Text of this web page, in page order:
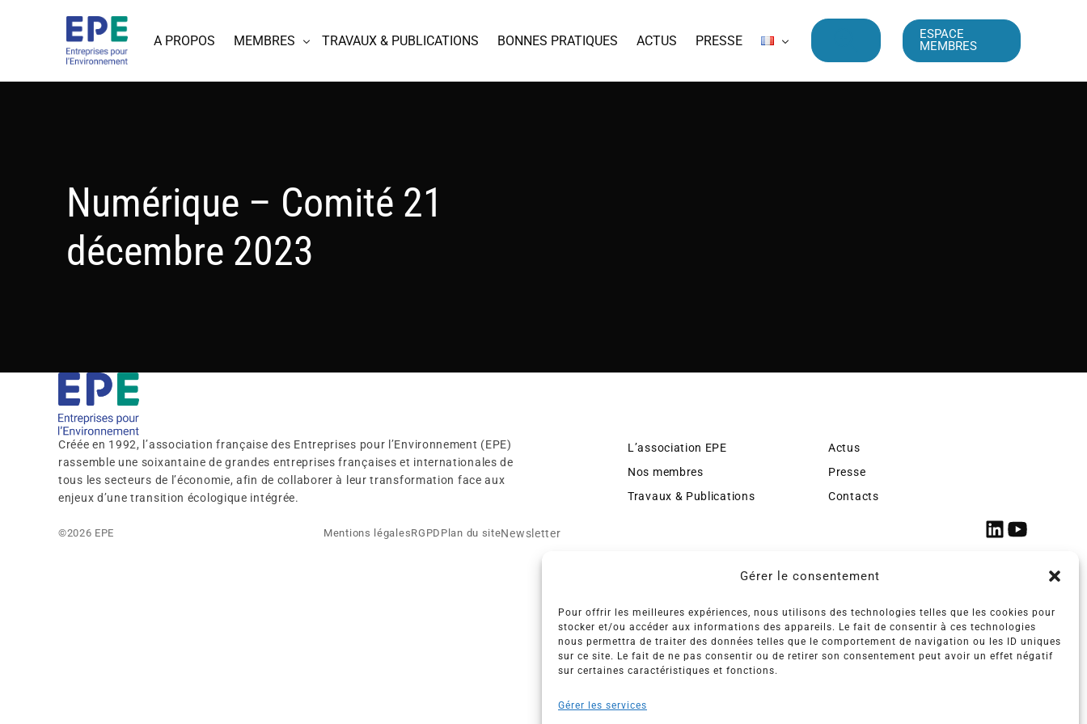
Gérer le consentement
Pour offrir les meilleures expériences, nous utilisons des technologies telles que les cookies pour
stocker et/ou accéder aux informations des appareils. Le fait de consentir à ces technologies
nous permettra de traiter des données telles que le comportement de navigation ou les ID uniques
sur ce site. Le fait de ne pas consentir ou de retirer son consentement peut avoir un effet négatif
sur certaines caractéristiques et fonctions.
Gérer les services
A PROPOS MEMBRES TRAVAUX & PUBLICATIONS BONNES PRATIQUES ACTUS PRESSE
ESPACE
MEMBRES
Numérique – Comité 21
décembre 2023
Créée en 1992, l’association française des Entreprises pour l’Environnement (EPE)
rassemble une soixantaine de grandes entreprises françaises et internationales de
tous les secteurs de l’économie, afin de collaborer à leur transformation face aux
enjeux d’une transition écologique intégrée.
L’association EPE
Nos membres
Travaux & Publications
Actus
Presse
Contacts
©2026 EPE Mentions légalesRGPD Plan du siteNewsletter